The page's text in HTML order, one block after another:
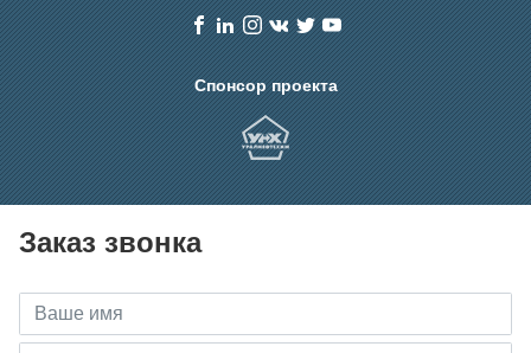
Спонсор проекта
Заказ звонка